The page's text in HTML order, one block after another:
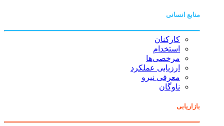
منابع انسانی
کارکنان
استخدام
مرخصی‌ها
ارزیابی عملکرد
معرفی نیرو
ناوگان
بازاریابی